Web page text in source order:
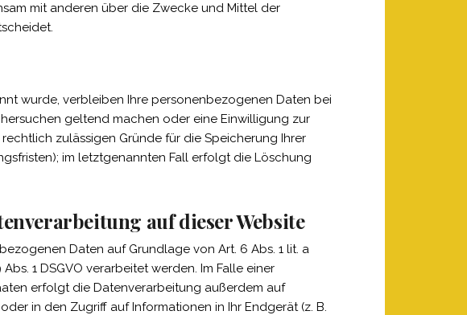
mit anderen über die Zwecke und Mittel der
wurde, verbleiben Ihre personenbezogenen Daten bei
geltend machen oder eine Einwilligung zur
zulässigen Gründe für die Speicherung Ihrer
im letztgenannten Fall erfolgt die Löschung
auf dieser Website
Daten auf Grundlage von Art. 6 Abs. 1 lit. a
1 DSGVO verarbeitet werden. Im Falle einer
erfolgt die Datenverarbeitung außerdem auf
in den Zugriff auf Informationen in Ihr Endgerät (z. B.